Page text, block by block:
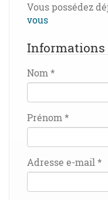
Vous possédez
vous
Informations
Nom *
Prénom *
Adresse e-mail *